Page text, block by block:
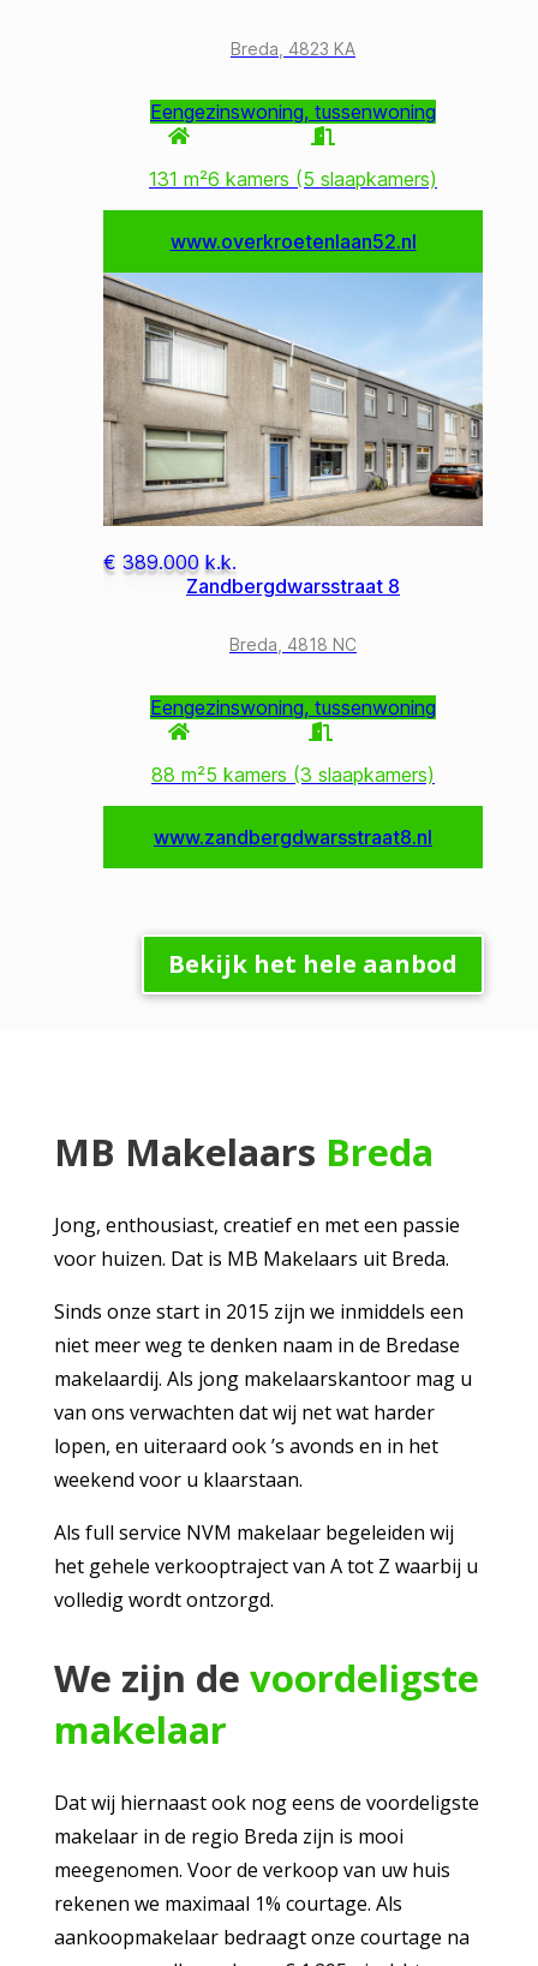
Bekijk het hele aanbod
MB Makelaars Breda
Jong, enthousiast, creatief en met een passie
voor huizen. Dat is MB Makelaars uit Breda.
Sinds onze start in 2015 zijn we inmiddels een
niet meer weg te denken naam in de Bredase
makelaardij. Als jong makelaarskantoor mag u
van ons verwachten dat wij net wat harder
lopen, en uiteraard ook ’s avonds en in het
weekend voor u klaarstaan.
Als full service NVM makelaar begeleiden wij
het gehele verkooptraject van A tot Z waarbij u
volledig wordt ontzorgd.
We zijn de voordeligste
makelaar
Dat wij hiernaast ook nog eens de voordeligste
makelaar in de regio Breda zijn is mooi
meegenomen. Voor de verkoop van uw huis
rekenen we maximaal 1% courtage. Als
aankoopmakelaar bedraagt onze courtage na